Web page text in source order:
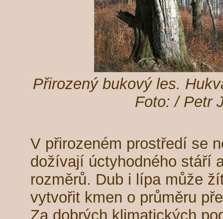
Přirozený bukový les.
Foto: / Petr
V přirozeném prostředí se
dožívají úctyhodného stáří
rozměrů. Dub i lípa může
vytvořit kmen o průměru
Za dobrých klimatických